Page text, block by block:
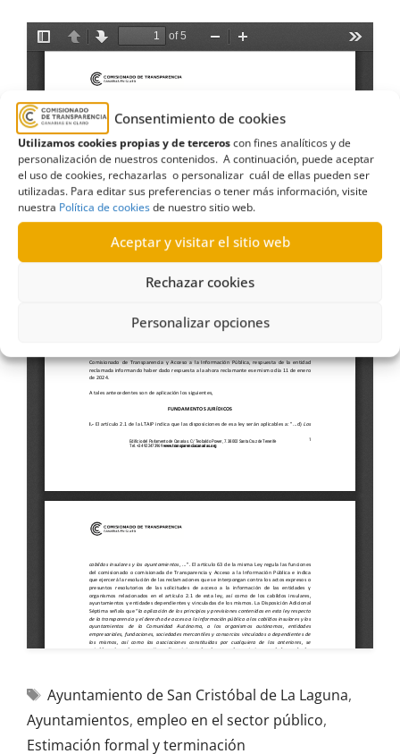
Consentimiento de cookies
Utilizamos cookies propias y de terceroscon fines analíticos y de
personalización de nuestros contenidos. A continuación, puede aceptar
el uso de cookies, rechazarlas o personalizar cuál de ellas pueden ser
utilizadas. Para editar sus preferencias o tener más información, visite
nuestra Política de cookiesde nuestro sitio web.
Aceptar y visitar el sitio web
Rechazar cookies
Personalizar opciones
Ayuntamiento de San Cristóbal de La Laguna,
Ayuntamientos, empleo en el sector público,
Estimación formal y terminación